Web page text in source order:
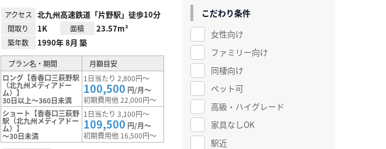
アクセス 北九州高速鉄道「片野駅」徒歩10分
間取り 1K 面積 23.57m²
築年数 1990年 8月 築
プラン名・期間
月額目安
ロング【香春口三萩野駅
（北九州メディアドー
ム）】
30日以上～360日未満
1日当たり 2,800円～
100,500 円/月～
初期費用他 22,000円～
ショート【香春口三萩野
駅（北九州メディアドー
ム）】
～30日未満
1日当たり 3,100円～
109,500 円/月～
初期費用他 16,500円～
こだわり条件
女性向け
ファミリー向け
同棲向け
ペット可
高級・ハイグレード
家具なしOK
駅近